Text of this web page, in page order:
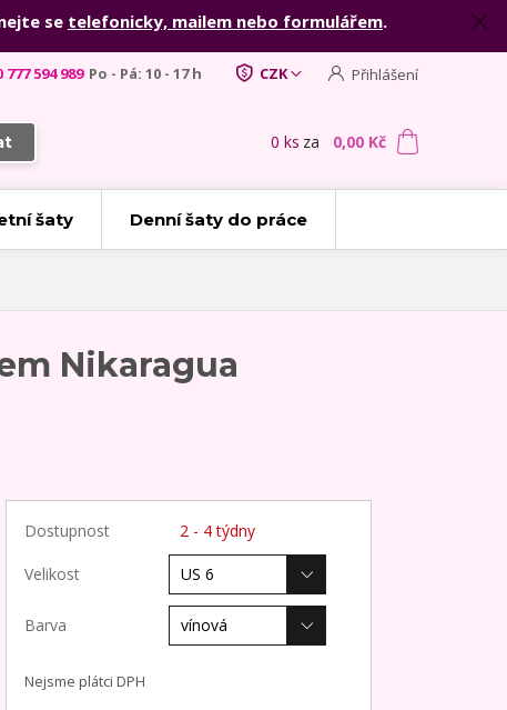
se telefonicky, mailem nebo formulářem.
CZK Přihlášení
777 594 989 Po - Pá: 10 - 17 h
0 ks za 0,00 Kč
šaty Denní šaty do práce
Nikaragua
Dostupnost 2 - 4 týdny
Velikost
Barva
Nejsme plátci DPH